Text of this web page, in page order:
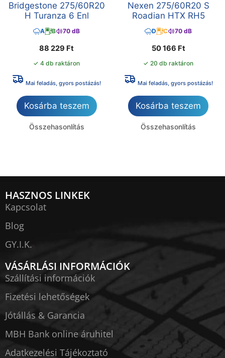
Bridgestone 275/60R20
H Turanza 6 Enl
A B 70 dB
88 229 Ft
✓ 4 db raktáron
Mai feladás, gyors postázás!
Kosárba teszem
Összehasonlítás
Nexen 275/60R20 S
Roadian HTX RH5
D C 70 dB
50 166 Ft
✓ 20 db raktáron
Mai feladás, gyors postázás!
Kosárba teszem
Összehasonlítás
HASZNOS LINKEK
Kapcsolat
Blog
GY.I.K.
VÁSÁRLÁSI INFORMÁCIÓK
Szállítási információk
Fizetési lehetőségek
Jótállás & Garancia
MBH Bank online áruhitel
Adatkezelési Tájékoztató